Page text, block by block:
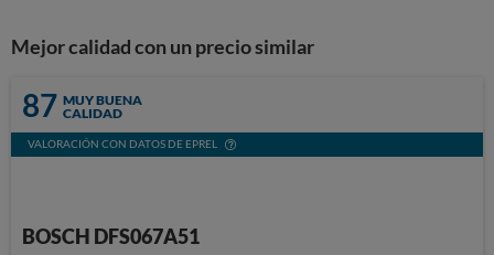
Mejor calidad con un precio similar
87 MUY BUENA
CALIDAD
VALORACIÓN CON DATOS DE EPREL
BOSCH DFS067A51